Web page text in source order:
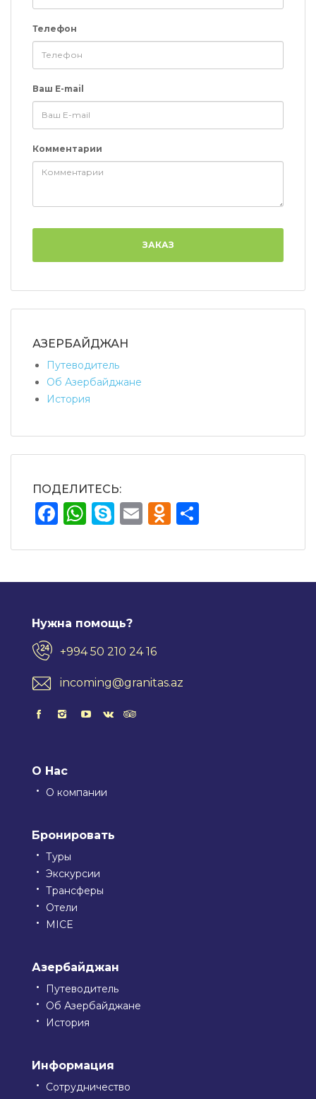
Телефон
Ваш E-mail
Комментарии
ЗАКАЗ
АЗЕРБАЙДЖАН
Путеводитель
Об Азербайджане
История
ПОДЕЛИТЕСЬ:
Facebook
WhatsApp
Skype
Email
Нужна помощь?
+994 50 210 24 16
incoming@granitas.az
О Нас
О компании
Бронировать
Туры
Экскурсии
Трансферы
Отели
MICE
Азербайджан
Путеводитель
Об Азербайджане
История
Информация
Сотрудничество